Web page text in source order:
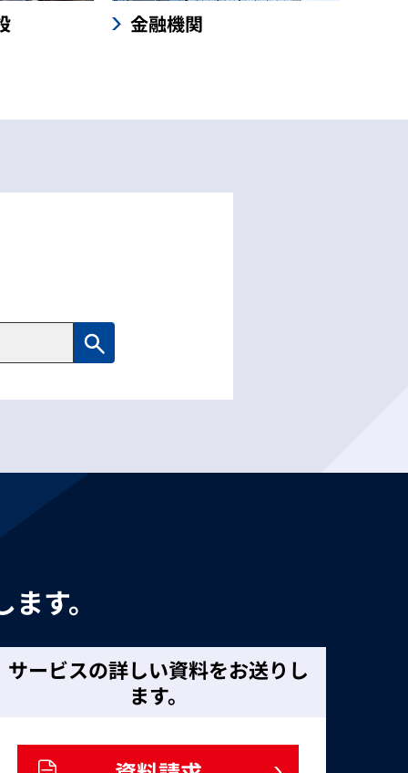
金融機関
す。
サービスの詳しい資料をお送りし
ます。